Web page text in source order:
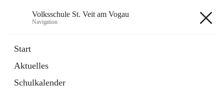
Volksschule St. Veit am Vogau
Navigation
Start
Aktuelles
Schulkalender